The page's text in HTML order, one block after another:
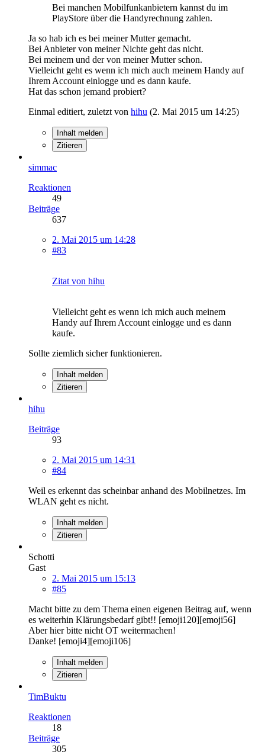
Bei manchen Mobilfunkanbietern kannst du im
PlayStore über die Handyrechnung zahlen.
Ja so hab ich es bei meiner Mutter gemacht.
Bei Anbieter von meiner Nichte geht das nicht.
Bei meinem und der von meiner Mutter schon.
Vielleicht geht es wenn ich mich auch meinem Handy auf
Ihrem Account einlogge und es dann kaufe.
Hat das schon jemand probiert?
Einmal editiert, zuletzt von hihu (2. Mai 2015 um 14:25)
Inhalt melden
Zitieren
simmac
Reaktionen
49
Beiträge
637
2. Mai 2015 um 14:28
#83
Zitat von hihu
Vielleicht geht es wenn ich mich auch meinem
Handy auf Ihrem Account einlogge und es dann
kaufe.
Sollte ziemlich sicher funktionieren.
Inhalt melden
Zitieren
hihu
Beiträge
93
2. Mai 2015 um 14:31
#84
Weil es erkennt das scheinbar anhand des Mobilnetzes. Im
WLAN geht es nicht.
Inhalt melden
Zitieren
Schotti
Gast
2. Mai 2015 um 15:13
#85
Macht bitte zu dem Thema einen eigenen Beitrag auf, wenn
es weiterhin Klärungsbedarf gibt!! [emoji120][emoji56]
Aber hier bitte nicht OT weitermachen!
Danke! [emoji4][emoji106]
Inhalt melden
Zitieren
TimBuktu
Reaktionen
18
Beiträge
305